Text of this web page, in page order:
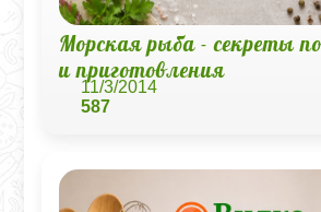
Морская рыба - секреты
и приготовления
11/3/2014
587